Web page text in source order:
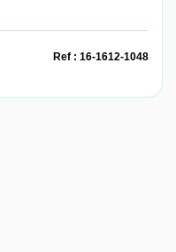
Ref : 16-1612-1048